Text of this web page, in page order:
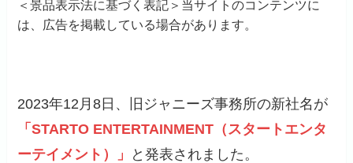
＜景品表示法に基づく表記＞当サイトのコンテンツに
は、広告を掲載している場合があります。
2023年12月8日、旧ジャニーズ事務所の新社名が
「STARTO ENTERTAINMENT（スタートエンタ
ーテイメント）」
と発表されました。